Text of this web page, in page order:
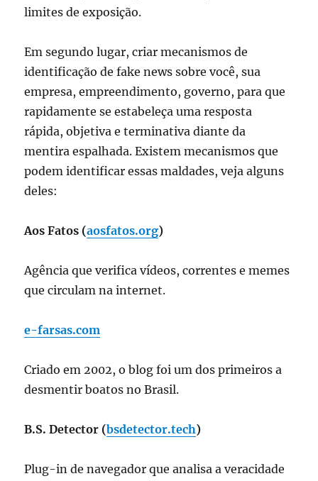
limites de exposição.
Em segundo lugar, criar mecanismos de
identificação de fake news sobre você, sua
empresa, empreendimento, governo, para que
rapidamente se estabeleça uma resposta
rápida, objetiva e terminativa diante da
mentira espalhada. Existem mecanismos que
podem identificar essas maldades, veja alguns
deles:
Aos Fatos (aosfatos.org)
Agência que verifica vídeos, correntes e memes
que circulam na internet.
e-farsas.com
Criado em 2002, o blog foi um dos primeiros a
desmentir boatos no Brasil.
B.S. Detector (bsdetector.tech)
Plug-in de navegador que analisa a veracidade